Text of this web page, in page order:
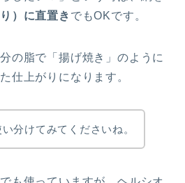
）に直置き でもOKです。
の脂で「揚げ焼き」のように
仕上がりになります。
分けてみてくださいね。